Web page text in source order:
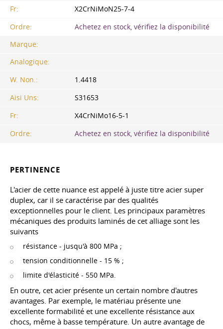
Fr:
X2CrNiMoN25-7-4
Ordre:
Achetez en stock, vérifiez la disponibilité
Marque:
Analogique:
W. Non.:
1.4418
Aisi Uns:
S31653
Fr:
X4CrNiMo16-5-1
Ordre:
Achetez en stock, vérifiez la disponibilité
PERTINENCE
L'acier de cette nuance est appelé à juste titre acier super
duplex, car il se caractérise par des qualités
exceptionnelles pour le client. Les principaux paramètres
mécaniques des produits laminés de cet alliage sont les
suivants
résistance - jusqu'à 800 MPa ;
tension conditionnelle - 15 % ;
limite d'élasticité - 550 MPa.
En outre, cet acier présente un certain nombre d'autres
avantages. Par exemple, le matériau présente une
excellente formabilité et une excellente résistance aux
chocs, même à basse température. Un autre avantage de